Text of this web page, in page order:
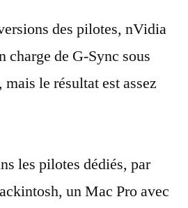
des pilotes, nVidia
charge de G-Sync sous
mais le résultat est assez
les pilotes dédiés, par
un Mac Pro avec